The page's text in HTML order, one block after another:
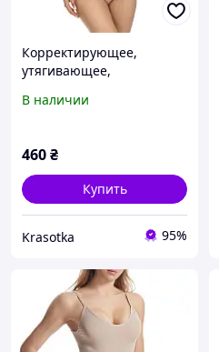
Корректирующее,
утягивающее,
боди с высокой степенью
В наличии
460₴
Купить
Krasotka 95%